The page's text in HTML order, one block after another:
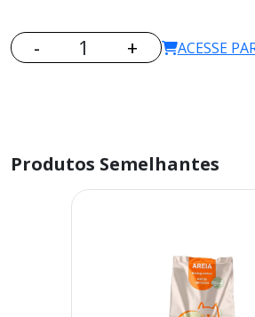
- 1 + ACESSE
Produtos Semelhantes